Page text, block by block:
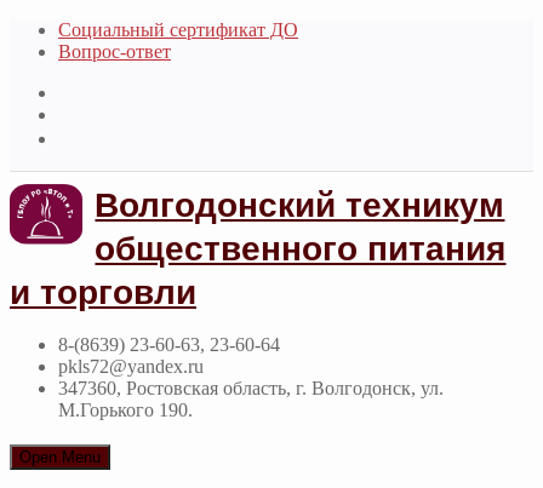
Социальный сертификат ДО
Вопрос-ответ
Волгодонский техникум
общественного питания
и торговли
8-(8639) 23-60-63, 23-60-64
pkls72@yandex.ru
347360, Ростовская область, г. Волгодонск, ул.
М.Горького 190.
Open Menu